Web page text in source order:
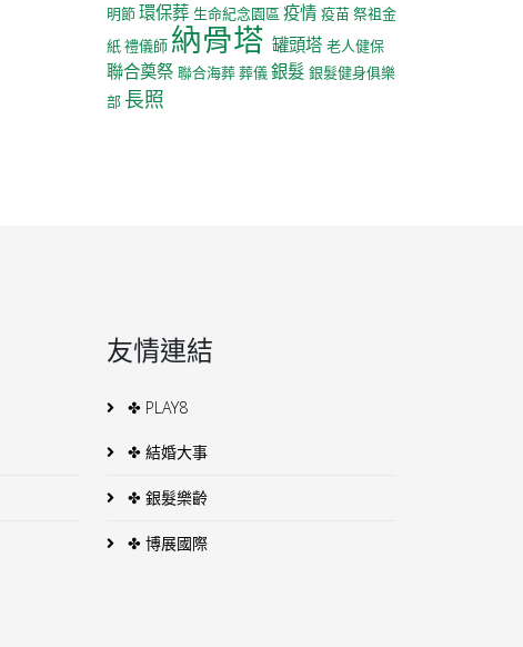
明節環保葬 生命紀念園區 疫情 疫苗祭祖金
紙禮儀師 納骨塔 罐頭塔 老人健保
聯合奠祭 聯合海葬葬儀銀髮 銀髮健身俱樂
部 長照
友情連結
✤ PLAY8
✤ 結婚大事
✤ 銀髮樂齡
✤ 博展國際